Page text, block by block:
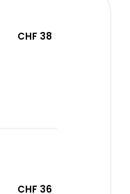
CHF 38
CHF 36